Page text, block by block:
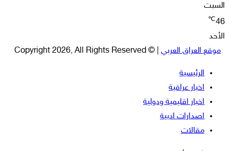
السبت
46
℃
الأحد
موقع العراق العربي | © Copyright 2026, All Rights Reserved
الرئيسية
اخبار عراقية
اخبار اقليمية ودولية
اصدارات ادبية
مقالات